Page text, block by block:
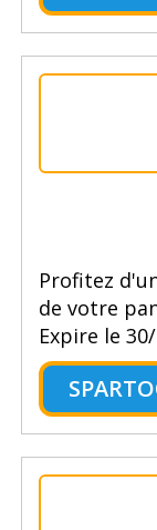
Profitez
de votre
Expire le